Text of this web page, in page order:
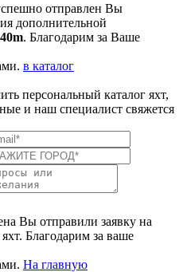
отправлен Вы
дополнительной
. Благодарим за Ваше
в каталог
персональный каталог яхт,
и наш специалист свяжется
Вы отправили заявку на
Благодарим за ваше
На главную